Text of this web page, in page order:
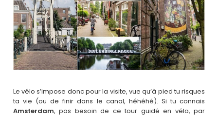
Le vélo s’impose donc pour la visite, vue qu’à pied tu risques
ta vie (ou de finir dans le canal, héhéhé). Si tu connais
Amsterdam, pas besoin de ce tour guidé en vélo, par